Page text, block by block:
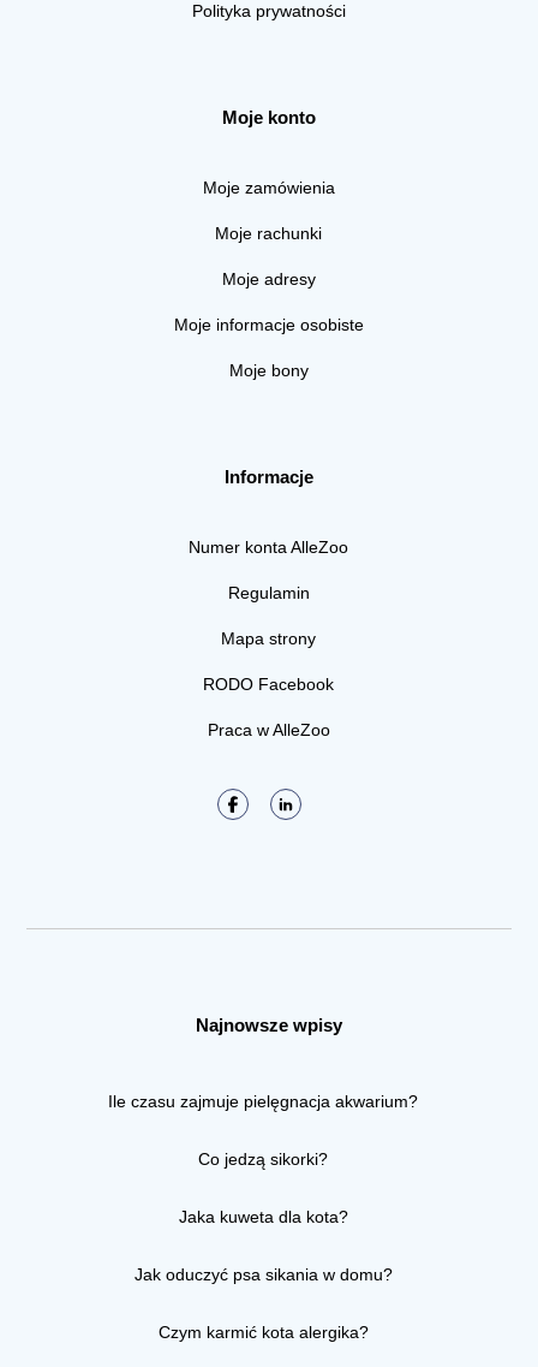
Polityka prywatności
Moje konto
Moje zamówienia
Moje rachunki
Moje adresy
Moje informacje osobiste
Moje bony
Informacje
Numer konta AlleZoo
Regulamin
Mapa strony
RODO Facebook
Praca w AlleZoo
Najnowsze wpisy
Ile czasu zajmuje pielęgnacja akwarium?
Co jedzą sikorki?
Jaka kuweta dla kota?
Jak oduczyć psa sikania w domu?
Czym karmić kota alergika?